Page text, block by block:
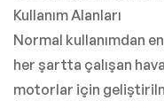
Kullanım Alanları
Normal kullanımdan
her şartta çalışan
motorlar için